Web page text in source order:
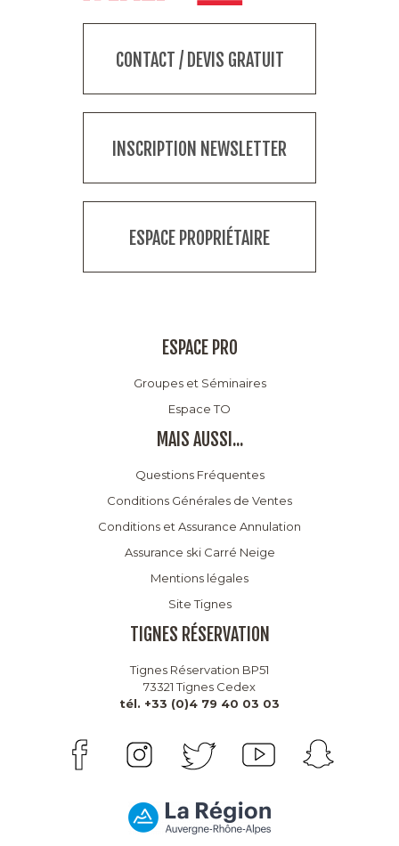
CONTACT / DEVIS GRATUIT
INSCRIPTION NEWSLETTER
ESPACE PROPRIÉTAIRE
ESPACE PRO
Groupes et Séminaires
Espace TO
MAIS AUSSI...
Questions Fréquentes
Conditions Générales de Ventes
Conditions et Assurance Annulation
Assurance ski Carré Neige
Mentions légales
Site Tignes
TIGNES RÉSERVATION
Tignes Réservation BP51
73321 Tignes Cedex
tél. +33 (0)4 79 40 03 03